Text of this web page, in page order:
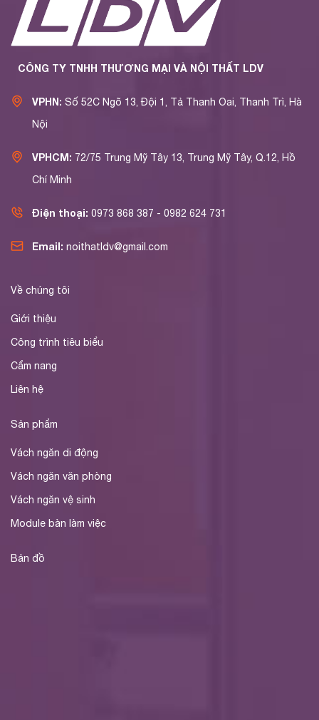
CÔNG TY TNHH THƯƠNG MẠI VÀ NỘI THẤT LDV
VPHN: Số 52C Ngõ 13, Đội 1, Tả Thanh Oai, Thanh Trì, Hà
Nội
VPHCM: 72/75 Trung Mỹ Tây 13, Trung Mỹ Tây, Q.12, Hồ
Chí Minh
Điện thoại: 0973 868 387 - 0982 624 731
Email: noithatldv@gmail.com
Về chúng tôi
Giới thiệu
Công trình tiêu biểu
Cẩm nang
Liên hệ
Sản phẩm
Vách ngăn di động
Vách ngăn văn phòng
Vách ngăn vệ sinh
Module bàn làm việc
Bản đồ